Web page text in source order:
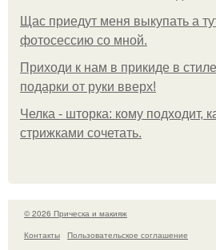
Щас приедут меня выкупать а
фотосессию со мной.
Приходи к нам в прикиде в
подарки от руки вверх!
Челка - шторка: кому подходит,
стрижками сочетать.
© 2026 Прическа и макияж
Контакты
Пользовательское соглашение